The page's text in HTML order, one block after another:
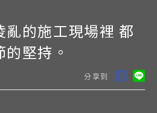
的施工現場裡 都
堅持。
分享到